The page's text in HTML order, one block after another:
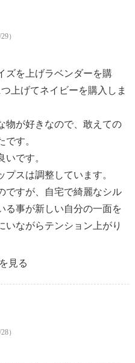
）】
移り注意
）
ズを上げラベンダーを購
上げてネイビーを購入しま
物が好きなので、敢えての
す。
です。
スは調整しています。
ですが、自宅で綺麗なシル
る事が新しい自分の一面を
いながらテンション上がり
見る
）